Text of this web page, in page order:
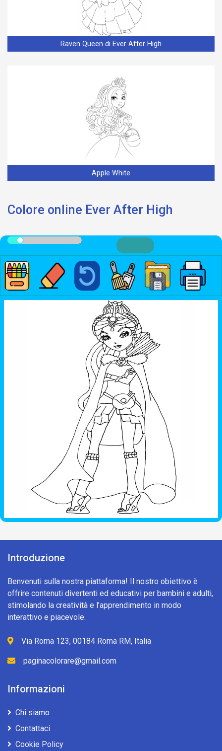
Raven Queen di Ever After High
Apple White
Colore online Ever After High
Introduzione
Benvenuti sulla nostra piattaforma! Il nostro obiettivo è
offrire contenuti divertenti ed educativi per bambini e adulti,
stimolando la creatività e l’apprendimento in modo
interattivo e piacevole.
Via Roma 123, 00184 Roma RM, Italia
paginacolorare@gmail.com
Informazioni
Chi siamo
Contattaci
Cookie Policy